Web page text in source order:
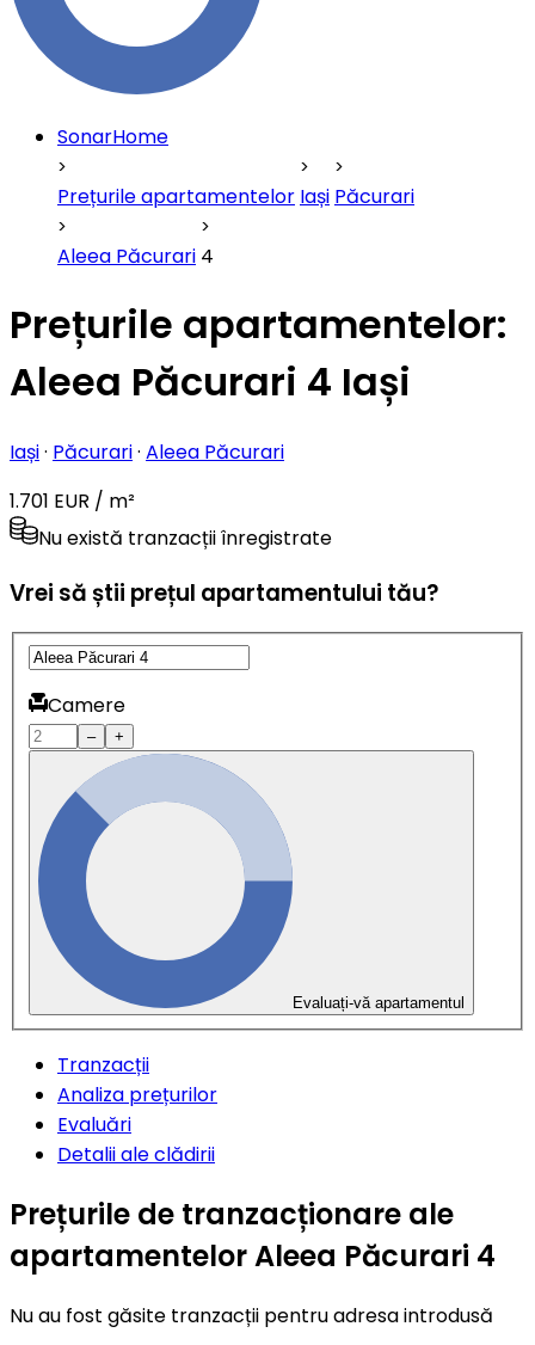
SonarHome
Prețurile apartamentelor Iași Păcurari
Aleea Păcurari 4
Prețurile apartamentelor:
Aleea Păcurari 4 Iași
Iași· Păcurari· Aleea Păcurari
1.701 EUR / m²
Nu există tranzacții înregistrate
Vrei să știi prețul apartamentului tău?
Camere
– +
Evaluați-vă apartamentul
Tranzacții
Analiza prețurilor
Evaluări
Detalii ale clădirii
Prețurile de tranzacționare ale
apartamentelor Aleea Păcurari 4
Nu au fost găsite tranzacții pentru adresa introdusă